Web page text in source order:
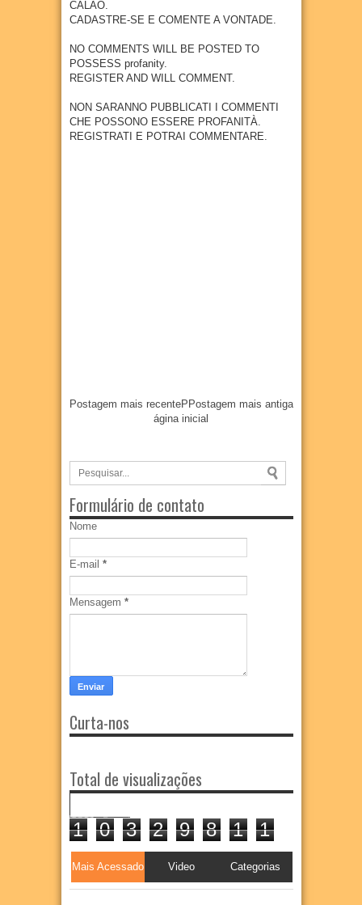
04 Aug 2026
óstico
ce do
câncer
27 Jul 2026
ria em
a
erá
esa
metal
úrgica
previs
ão de
300
CALÃO.
CADASTRE-SE E COMENTE A VONTADE.
NO COMMENTS WILL BE POSTED TO
POSSESS profanity.
REGISTER AND WILL COMMENT.
NON SARANNO PUBBLICATI I COMMENTI
CHE POSSONO ESSERE PROFANITÀ.
REGISTRATI E POTRAI COMMENTARE.
Postagem mais recente Postagem mais antiga
P
ágina inicial
Formulário de contato
Nome
E-mail *
Mensagem *
Curta-nos
Total de visualizações
1 0 3 2 9 8 1 1
Mais Acessado Video Categorias